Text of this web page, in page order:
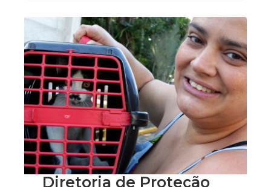
Diretoria de Proteção